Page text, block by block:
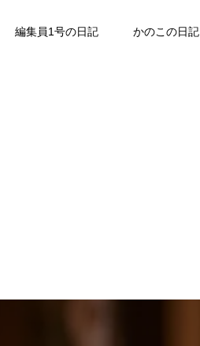
編集員1号の日記 かのこの日記